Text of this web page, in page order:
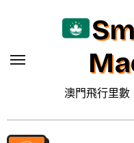
澳門飛行里數